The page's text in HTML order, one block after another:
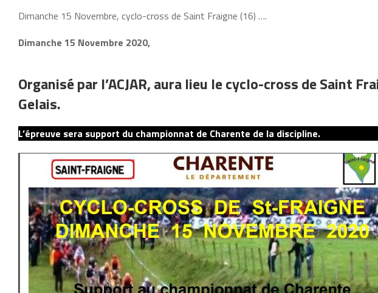
Dimanche 15 Novembre, cyclo-cross de Saint Fraigne (16) ….
Dimanche 15 Novembre 2020,
Organisé par l’ACJAR, aura lieu le cyclo-cross de Saint
Gelais.
L’épreuve sera support du championnat de Charente de la discipline.